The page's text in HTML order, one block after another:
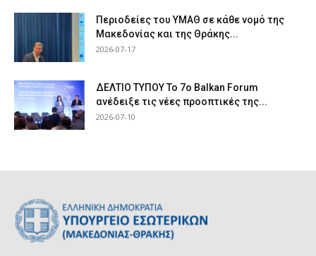
Περιοδείες του ΥΜΑΘ σε κάθε νομό της
Μακεδονίας και της Θράκης...
2026-07-17
ΔΕΛΤΙΟ ΤΥΠΟΥ Το 7ο Balkan Forum
ανέδειξε τις νέες προοπτικές της...
2026-07-10